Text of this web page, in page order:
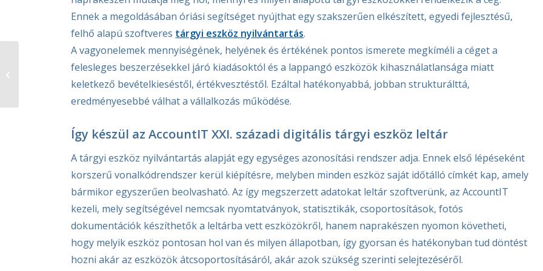
Ennek a megoldásában óriási segítséget nyújthat egy szakszerűen elkészített, egyedi fejlesztésű,
felhő alapú szoftveres tárgyi eszköz nyilvántartás.
A vagyonelemek mennyiségének, helyének és értékének pontos ismerete megkíméli a céget a
felesleges beszerzésekkel járó kiadásoktól és a lappangó eszközök kihasználatlansága miatt
keletkező bevételkieséstől, értékvesztéstől. Ezáltal hatékonyabbá, jobban strukturálttá,
eredményesebbé válhat a vállalkozás működése.
Így készül az AccountIT XXI. századi digitális tárgyi eszköz leltár
A tárgyi eszköz nyilvántartás alapját egy egységes azonosítási rendszer adja. Ennek első lépéseként
korszerű vonalkódrendszer kerül kiépítésre, melyben minden eszköz saját időtálló címkét kap, amely
bármikor egyszerűen beolvasható. Az így megszerzett adatokat leltár szoftverünk, az AccountIT
kezeli, mely segítségével nemcsak nyomtatványok, statisztikák, csoportosítások, fotós
dokumentációk készíthetők a leltárba vett eszközökről, hanem naprakészen nyomon követheti,
hogy melyik eszköz pontosan hol van és milyen állapotban, így gyorsan és hatékonyban tud döntést
hozni akár az eszközök átcsoportosításáról, akár azok szükség szerinti selejtezéséről.
eszköznyilvántartás
több telephelyen